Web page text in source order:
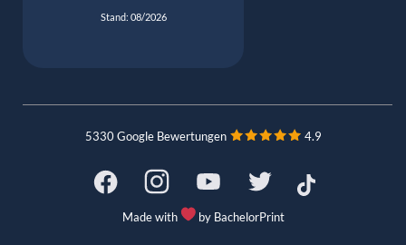
Stand: 08/2026
5330 Google Bewertungen 4.9
Made with by BachelorPrint